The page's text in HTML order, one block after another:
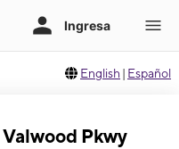
English | Español
Pkwy